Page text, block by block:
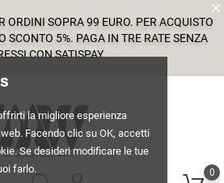
la migliore esperienza
Facendo clic su OK, accetti
Se desideri modificare le tue
farlo.
ORDINI SOPRA 99 EURO. PER ACQUISTO
SCONTO 5%. PAGA IN TRE RATE SENZA
CON SATISPAY.
0